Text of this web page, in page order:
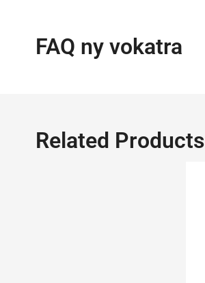
FAQ ny vokatra
Related Products